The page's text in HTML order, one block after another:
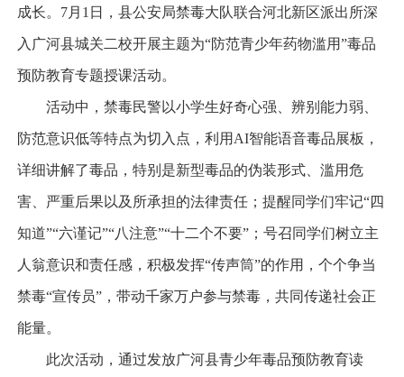
成长。7月1日，县公安局禁毒大队联合河北新区派出所深
入广河县城关二校开展主题为“防范青少年药物滥用”毒品
预防教育专题授课活动。
活动中，禁毒民警以小学生好奇心强、辨别能力弱、
防范意识低等特点为切入点，利用AI智能语音毒品展板，
详细讲解了毒品，特别是新型毒品的伪装形式、滥用危
害、严重后果以及所承担的法律责任；提醒同学们牢记“四
知道”“六谨记”“八注意”“十二个不要”；号召同学们树立主
人翁意识和责任感，积极发挥“传声筒”的作用，个个争当
禁毒“宣传员”，带动千家万户参与禁毒，共同传递社会正
能量。
此次活动，通过发放广河县青少年毒品预防教育读